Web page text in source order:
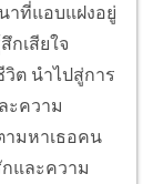
าที่แอบแฝงอยู่
กเสียใจ
ต นำไปสู่การ
ะความ
ามหาเธอคน
กและความ